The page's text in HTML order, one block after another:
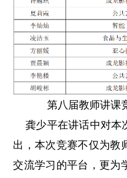
第八届教师讲课
龚少平在讲话中对本
出，本次竞赛不仅为教
交流学习的平台，更为